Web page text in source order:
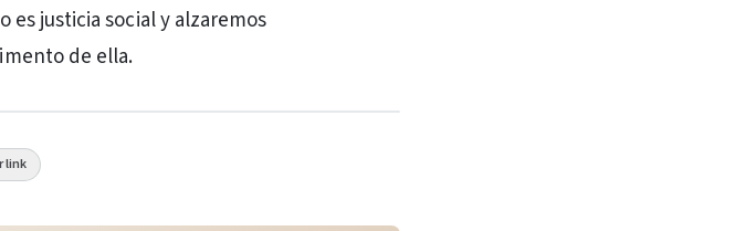
justicia social y alzaremos
de ella.
link